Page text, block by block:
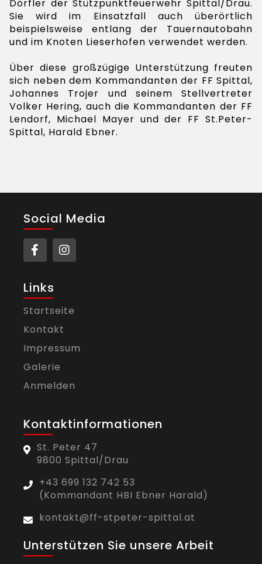
Dörfler der Stützpunktfeuerwehr Spittal/Drau.
Sie wird im Einsatzfall auch überörtlich
beispielsweise entlang der Tauernautobahn
und im Knoten Lieserhofen verwendet werden.
Über diese großzügige Unterstützung freuten
sich neben dem Kommandanten der FF Spittal,
Johannes Trojer und seinem Stellvertreter
Volker Hering, auch die Kommandanten der FF
Lendorf, Michael Mayer und der FF St.Peter-
Spittal, Harald Ebner.
Social Media
Links
Startseite
Kontakt
Impressum
Galerie
Anmelden
Kontaktinformationen
St. Peter 47
9800 Spittal/Drau
+43 699 132 742 53
(Kommandant HBI Ebner Harald)
kontakt@ff-stpeter-spittal.at
Unterstützen Sie unsere Arbeit